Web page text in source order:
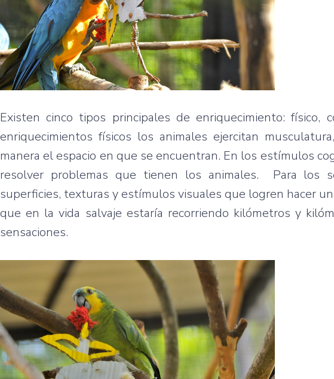
Existen cinco tipos principales de enriquecimiento: físico,
enriquecimientos físicos los animales ejercitan
manera el espacio en que se encuentran. En los estímulos
resolver problemas que tienen los animales. Para los
superficies, texturas y estímulos visuales que logren hacer
que en la vida salvaje estaría recorriendo kilómetros y
sensaciones.